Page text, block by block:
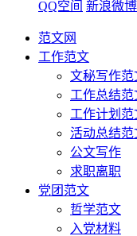
QQ空间 新浪微博
范文网
工作范文
文秘写作范
工作总结范
工作计划范
活动总结范
公文写作
求职离职
党团范文
哲学范文
入党材料